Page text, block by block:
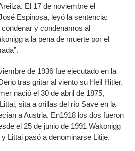
El 17 de noviembre el
Espinosa, leyó la sentencia:
y condenamos al
a la pena de muerte por el
de 1936 fue ejecutado en la
tras gritar al viento su Heil Hitler.
nació el 30 de abril de 1875,
sita a orillas del río Save en la
a Austria. En1918 los dos fueron
el 25 de junio de 1991 Wakonigg
Littai pasó a denominarse Litije.